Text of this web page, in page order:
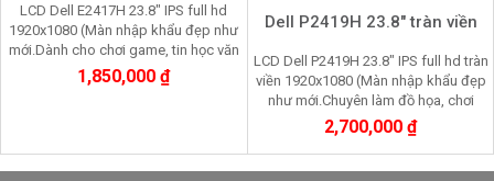
LCD Dell E2417H 23.8" IPS full hd
1920x1080 (Màn nhập khẩu đẹp như
mới.Dành cho chơi game, tin học văn
phòng nhìn lâu không mỏi mắt)
1,850,000 ₫
Dell P2419H 23.8" tràn viền
LCD Dell P2419H 23.8" IPS full hd tràn
viền 1920x1080 (Màn nhập khẩu đẹp
như mới.Chuyên làm đồ họa, chơi
game, nhìn lâu không mỏi mắt
2,700,000 ₫